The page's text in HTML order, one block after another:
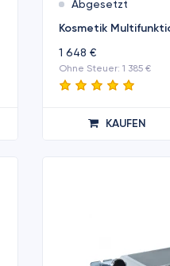
Abgesetzt
Kosmetik
1 648 €
Ohne Steuer: 1 385 €
KAUFEN